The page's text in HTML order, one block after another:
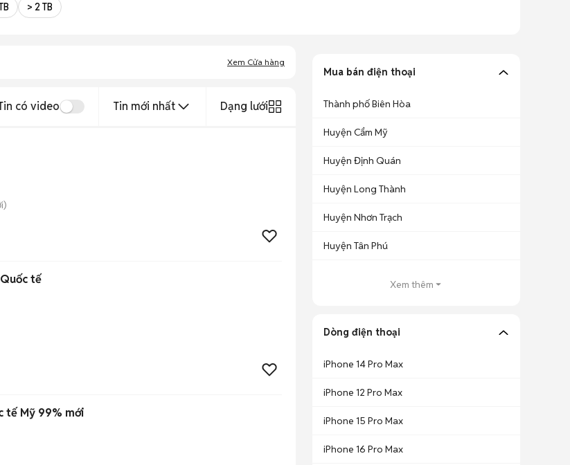
đồng ý.> 2 TB
Xem Cửa hàng
có video Tin mới nhất Dạng lưới
tế
trắng Quốc tế Mỹ 99% mới
Mua bán điện thoại
Thành phố Biên Hòa
Huyện Cẩm Mỹ
Huyện Định Quán
Huyện Long Thành
Huyện Nhơn Trạch
Huyện Tân Phú
Xem thêm
Dòng điện thoại
iPhone 14 Pro Max
iPhone 12 Pro Max
iPhone 15 Pro Max
iPhone 16 Pro Max